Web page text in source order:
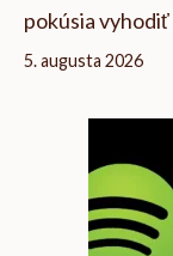
pokúsia
5. augusta 2026